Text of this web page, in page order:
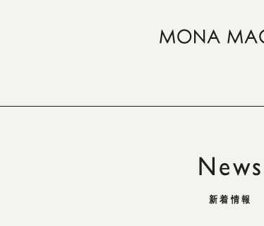
News
新着情報